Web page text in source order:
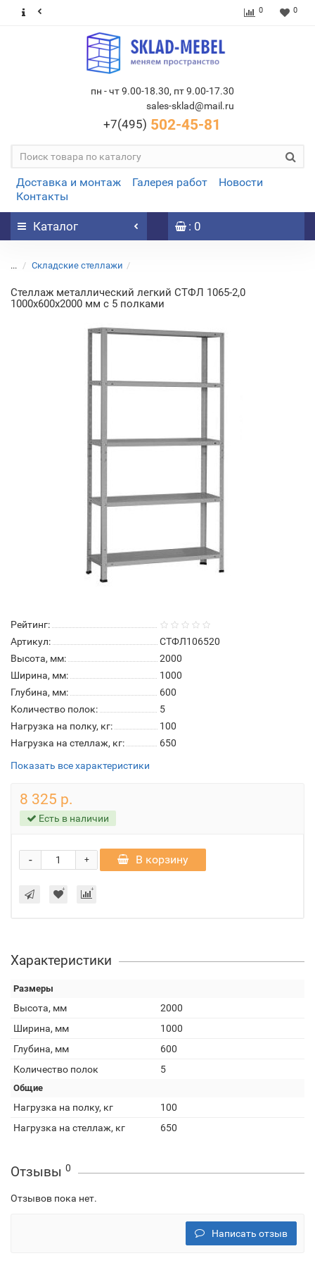
0 0
пн - чт 9.00-18.30, пт 9.00-17.30
sales-sklad@mail.ru
+7(495) 502-45-81
Доставка и монтаж Галерея работ
Новости
Контакты
Каталог : 0
... Складские стеллажи
Стеллаж металлический легкий СТФЛ 1065-2,0
1000х600х2000 мм с 5 полками
Рейтинг:
Артикул:
СТФЛ106520
Высота, мм:
2000
Ширина, мм:
1000
Глубина, мм:
600
Количество полок:
5
Нагрузка на полку, кг:
100
Нагрузка на стеллаж, кг:
650
Показать все характеристики
8 325 р.
Есть в наличии
+
- В корзину
Характеристики
Размеры
Высота, мм
2000
Ширина, мм
1000
Глубина, мм
600
Количество полок
5
Общие
Нагрузка на полку, кг
100
Нагрузка на стеллаж, кг
650
Отзывы 0
Отзывов пока нет.
Написать отзыв